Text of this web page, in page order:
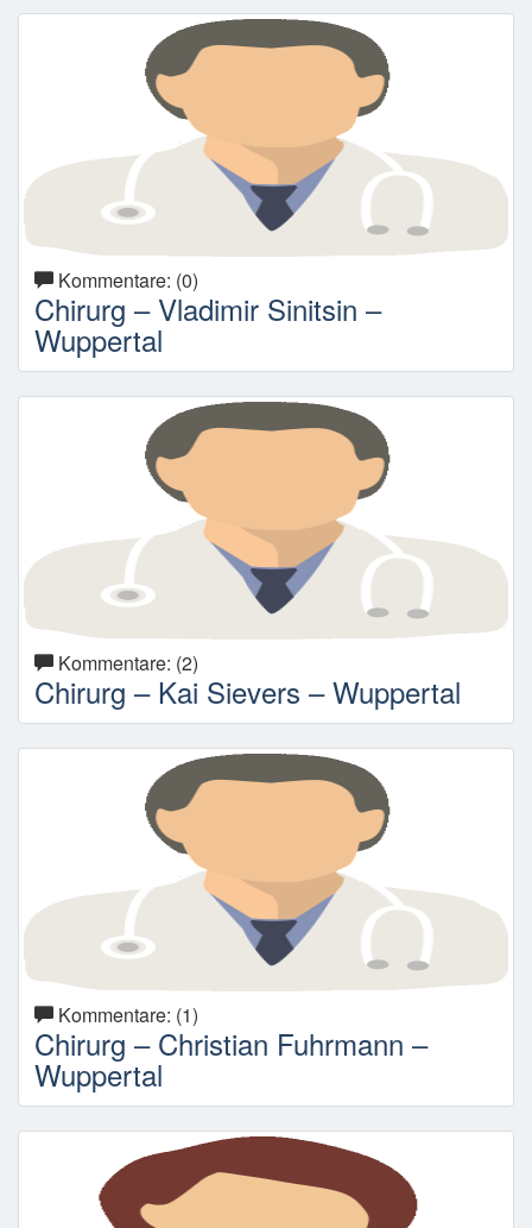
Kommentare: (0)
Chirurg – Vladimir Sinitsin –
Wuppertal
Kommentare: (2)
Chirurg – Kai Sievers – Wuppertal
Kommentare: (1)
Chirurg – Christian Fuhrmann –
Wuppertal